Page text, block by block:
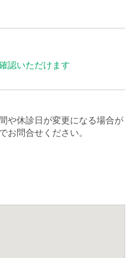
認いただけます
や休診日が変更になる場合が
お問合せください。